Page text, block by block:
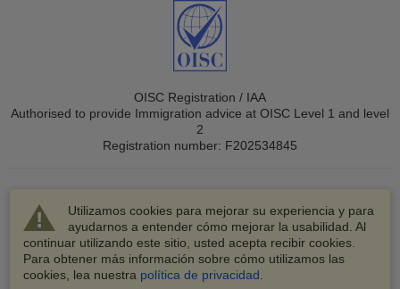
Utilizamos cookies para mejorar su experiencia y para
ayudarnos a entender cómo mejorar la usabilidad. Al
continuar utilizando este sitio, usted acepta recibir cookies.
Para obtener más información sobre cómo utilizamos las
cookies, lea nuestra política de privacidad
OISC Registration / IAA
Authorised to provide Immigration advice at OISC Level 1 and level
2
Registration number: F202534845
© 2003-2026 VisaHQ.com, Inc. Todos los derechos
reservados.
VisaHQ y el logotipo de VisaHQ son marcas registradas de